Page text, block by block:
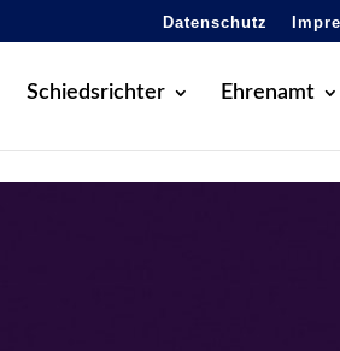
Datenschutz
Schiedsrichter Ehrenamt